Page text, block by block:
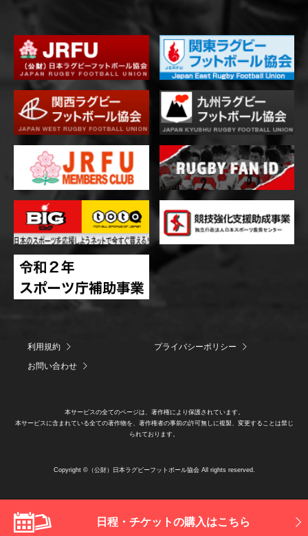
日程・チケットの購入はこちら
利用規約
プライバシーポリシー
お問い合わせ
本サービスの全てのページは、著作権により保護されています。
本サービスに含まれている全ての著作物を、著作権者の事前の許可無しに複製、変更することは禁じ
られております。
Copyright ©（公財）日本ラグビーフットボール協会 All rights reserved.